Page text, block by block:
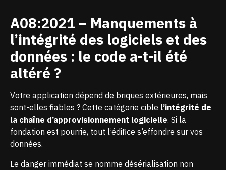
A08:2021 – Manquements à
l’intégrité des logiciels et des
données : le code a-t-il été
altéré ?
Votre application dépend de briques extérieures, mais
sont-elles fiables ? Cette catégorie cible l’intégrité de
la chaîne d’approvisionnement logicielle. Si la
fondation est pourrie, tout l’édifice s’effondre sur vos
données.
Le danger immédiat se nomme désérialisation non